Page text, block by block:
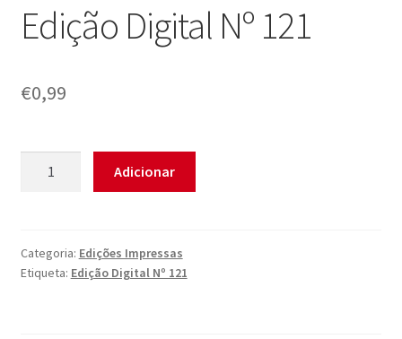
Edição Digital Nº 121
€0,99
Nº
121
Adicionar
Categoria: Edições Impressas
Etiqueta: Edição Digital Nº 121